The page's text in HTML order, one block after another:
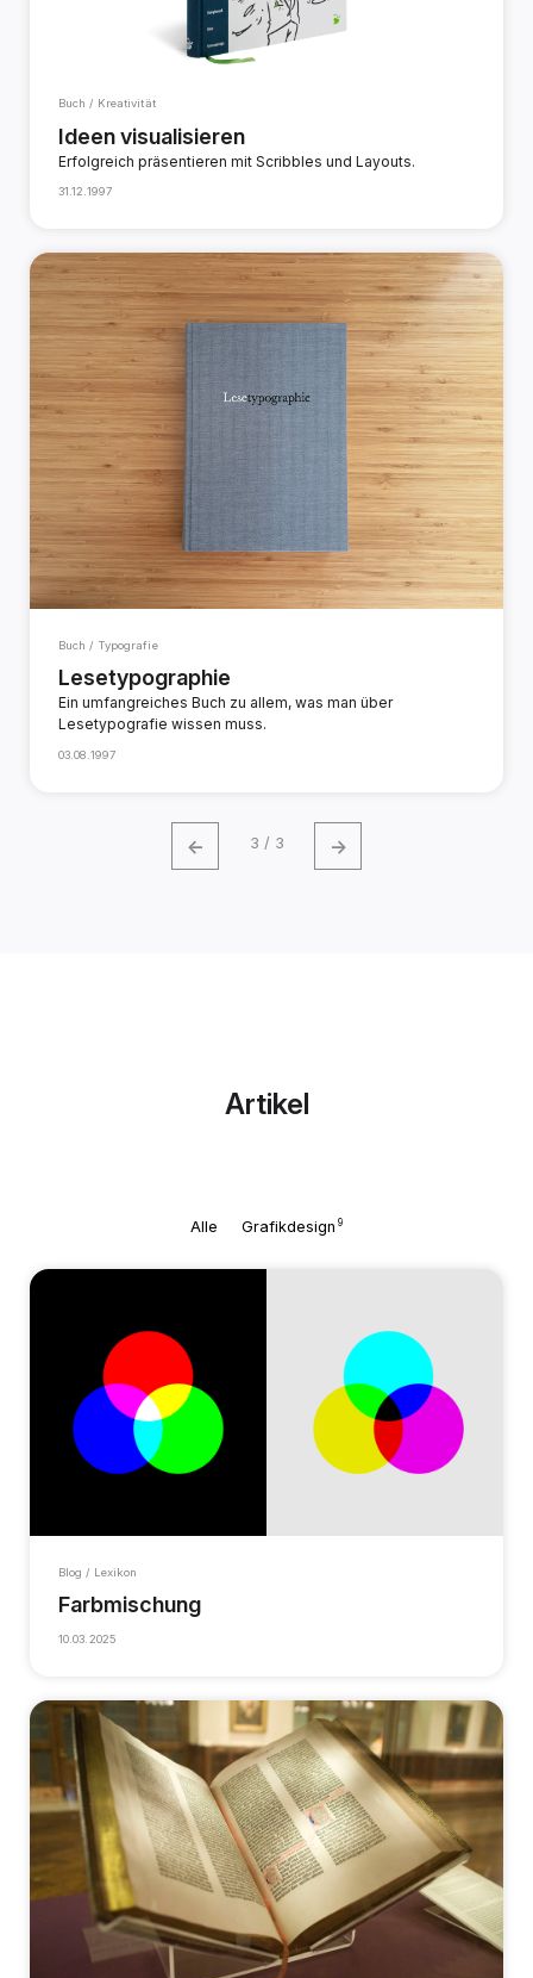
Buch / Kreativität
Ideen visualisieren
Erfolgreich präsentieren mit Scribbles und Layouts.
31.12.1997
Buch / Typografie
Lesetypographie
Ein umfangreiches Buch zu allem, was man über
Lesetypografie wissen muss.
03.08.1997
← 3 / 3 →
Artikel
Alle Grafikdesign 9
Blog / Lexikon
Farbmischung
10.03.2025